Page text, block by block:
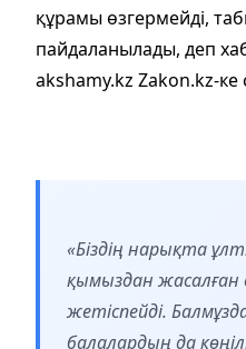
құрамы өзгермейді,
пайдаланылады, деп
akshamy.kz Zakon.kz-ке
«Біздің нарықта
қымыздан жасалған
жетіспейді.
балалардың да